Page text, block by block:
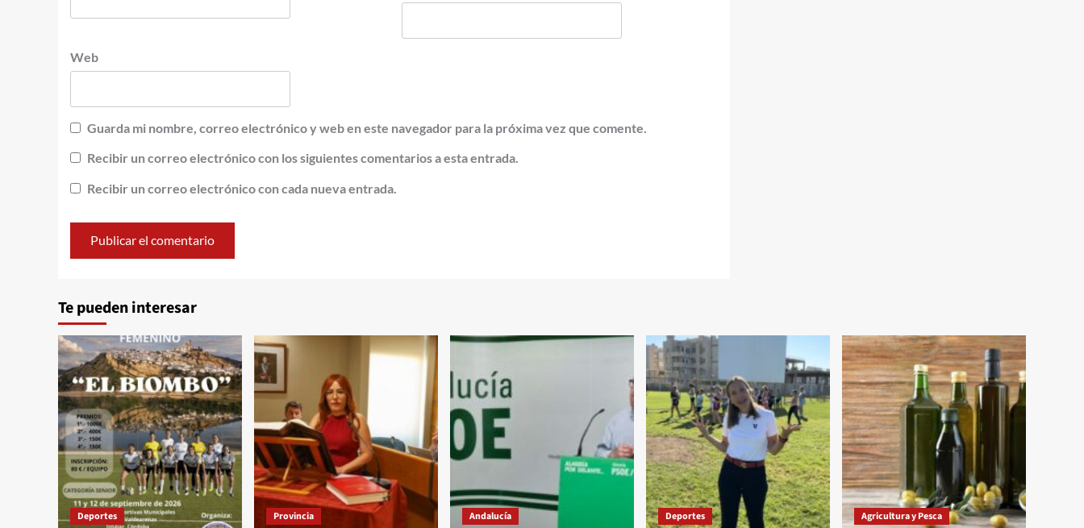
Web
Guarda mi nombre, correo electrónico y web en este navegador para la próxima vez que comente.
Recibir un correo electrónico con los siguientes comentarios a esta entrada.
Recibir un correo electrónico con cada nueva entrada.
Te pueden interesar
Deportes Provincia Andalucía Deportes Agricultura y Pesca